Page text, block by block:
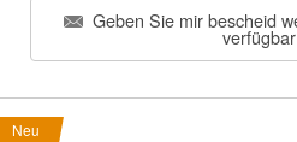
Geben Sie mir bescheid
Neu